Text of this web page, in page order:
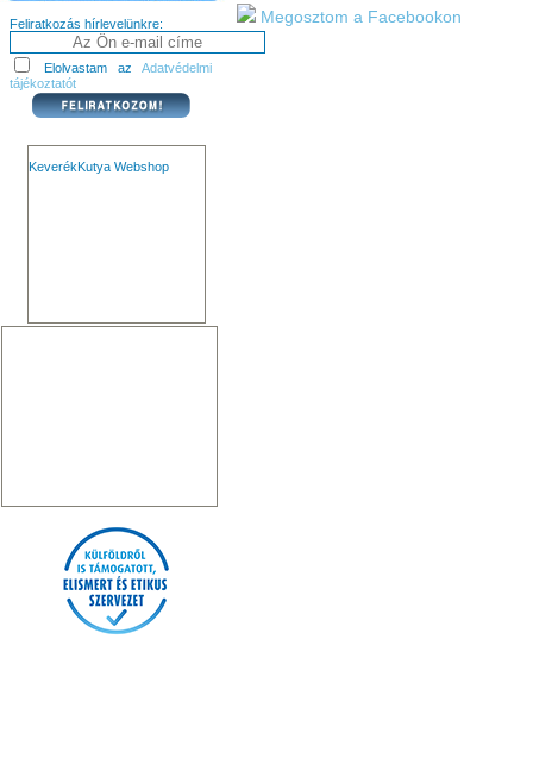
Feliratkozás hírlevelünkre:
Elolvastam az Adatvédelmi
tájékoztatót
KeverékKutya Webshop
Megosztom a Facebookon